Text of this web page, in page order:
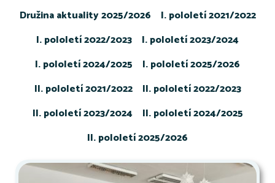
Družina aktuality 2025/2026
I. pololetí 2021/2022
I. pololetí 2022/2023
I. pololetí 2023/2024
I. pololetí 2024/2025
I. pololetí 2025/2026
II. pololetí 2021/2022
II. pololetí 2022/2023
II. pololetí 2023/2024
II. pololetí 2024/2025
II. pololetí 2025/2026